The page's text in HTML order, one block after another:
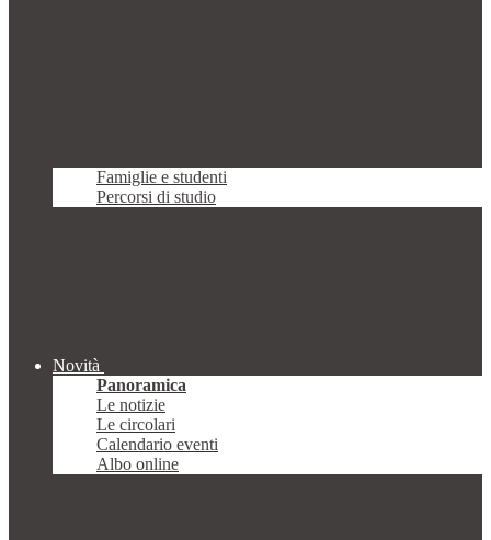
Famiglie e studenti
Percorsi di studio
Novità
Panoramica
Le notizie
Le circolari
Calendario eventi
Albo online